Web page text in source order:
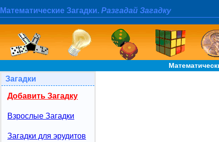
Математические Загадки. Разгадай Загадку
Загадки
Добавить Загадку
Взрослые Загадки
Загадки для эрудитов